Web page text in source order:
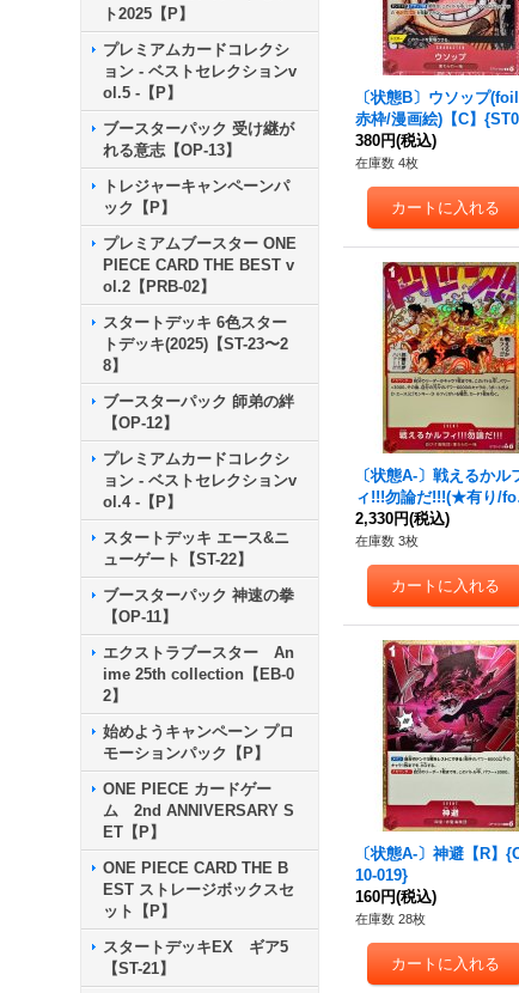
ト2025【P】
プレミアムカードコレクシ
ョン - ベストセレクションv
ol.5 -【P】
ブースターパック 受け継が
れる意志【OP-13】
トレジャーキャンペーンパ
ック【P】
プレミアムブースター ONE
PIECE CARD THE BEST v
ol.2【PRB-02】
スタートデッキ 6色スター
トデッキ(2025)【ST-23〜2
8】
ブースターパック 師弟の絆
【OP-12】
プレミアムカードコレクシ
ョン - ベストセレクションv
ol.4 -【P】
スタートデッキ エース&ニ
ューゲート【ST-22】
ブースターパック 神速の拳
【OP-11】
エクストラブースター An
ime 25th collection【EB-0
2】
始めようキャンペーン プロ
モーションパック【P】
ONE PIECE カードゲー
ム 2nd ANNIVERSARY S
ET【P】
ONE PIECE CARD THE B
EST ストレージボックスセ
ット【P】
スタートデッキEX ギア5
【ST-21】
〔状態B〕ウソップ
赤枠/漫画絵)【C】
002}
380円(税込)
在庫数 4枚
〔状態A-〕戦えるかル
ィ!!!勿論だ!!!(★有り/
【C/P】{ST30-016}
2,330円(税込)
在庫数 3枚
〔状態A-〕神避【R】
10-019}
160円(税込)
在庫数 28枚